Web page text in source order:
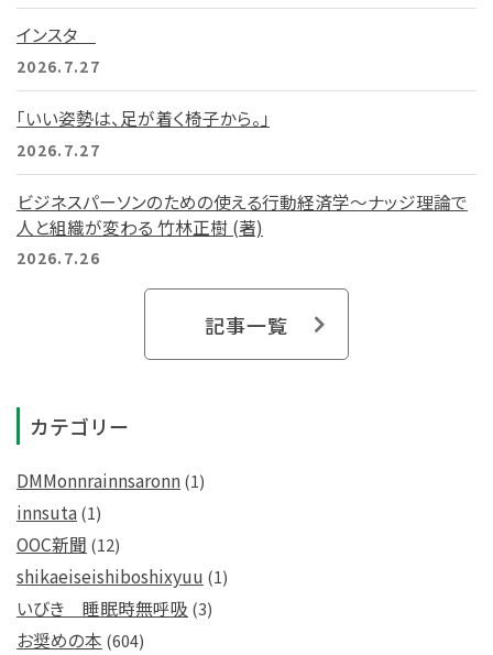
インスタ
2026.7.27
「いい姿勢は、足が着く椅子から。」
2026.7.27
ビジネスパーソンのための使える行動経済学～ナッジ理論で
人と組織が変わる 竹林正樹 (著)
2026.7.26
記事一覧
カテゴリー
DMMonnrainnsaronn(1)
innsuta(1)
OOC新聞 (12)
shikaeiseishiboshixyuu (1)
いびき 睡眠時無呼吸 (3)
お奨めの本 (604)